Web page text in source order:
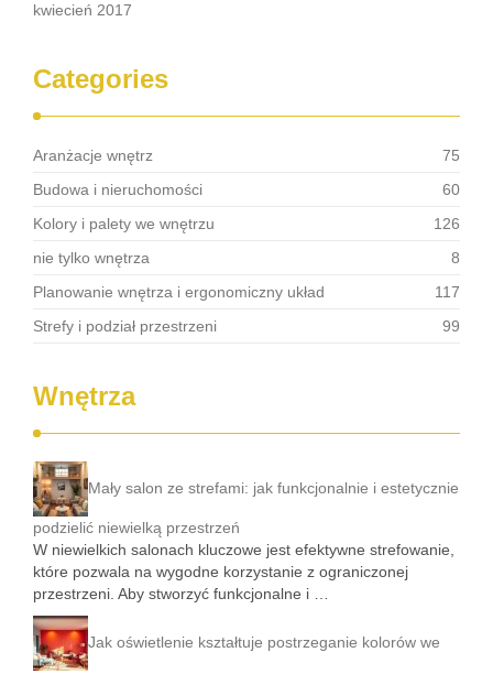
kwiecień 2017
Categories
Aranżacje wnętrz
75
Budowa i nieruchomości
60
Kolory i palety we wnętrzu
126
nie tylko wnętrza
8
Planowanie wnętrza i ergonomiczny układ
117
Strefy i podział przestrzeni
99
Wnętrza
Mały salon ze strefami: jak funkcjonalnie i estetycznie
podzielić niewielką przestrzeń
W niewielkich salonach kluczowe jest efektywne strefowanie,
które pozwala na wygodne korzystanie z ograniczonej
przestrzeni. Aby stworzyć funkcjonalne i …
Jak oświetlenie kształtuje postrzeganie kolorów we